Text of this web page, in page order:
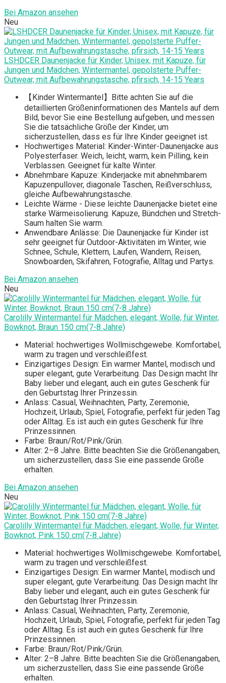
Bei Amazon ansehen
Neu
LSHDCER Daunenjacke für Kinder, Unisex, mit Kapuze, für
Jungen und Mädchen, Wintermantel, gepolsterte Puffer-
Outwear, mit Aufbewahrungstasche, pfirsich, 14-15 Years
【Kinder Wintermantel】Bitte achten Sie auf die
detaillierten Größeninformationen des Mantels auf dem
Bild, bevor Sie eine Bestellung aufgeben, und messen
Sie die tatsächliche Größe der Kinder, um
sicherzustellen, dass es für Ihre Kinder geeignet ist.
Hochwertiges Material: Kinder-Winter-Daunenjacke aus
Polyesterfaser. Weich, leicht, warm, kein Pilling, kein
Verblassen. Geeignet für kalte Winter.
Abnehmbare Kapuze: Kinderjacke mit abnehmbarem
Kapuzenpullover, diagonale Taschen, Reißverschluss,
gleiche Aufbewahrungstasche.
Leichte Wärme - Diese leichte Daunenjacke bietet eine
starke Wärmeisolierung. Kapuze, Bündchen und Stretch-
Saum halten Sie warm.
Anwendbare Anlässe: Die Daunenjacke für Kinder ist
sehr geeignet für Outdoor-Aktivitäten im Winter, wie
Schnee, Schule, Klettern, Laufen, Wandern, Reisen,
Snowboarden, Skifahren, Fotografie, Alltag und Partys.
Bei Amazon ansehen
Neu
Carolilly Wintermantel für Mädchen, elegant, Wolle, für Winter,
Bowknot, Braun 150 cm(7-8 Jahre)
Material: hochwertiges Wollmischgewebe. Komfortabel,
warm zu tragen und verschleißfest.
Einzigartiges Design: Ein warmer Mantel, modisch und
super elegant, gute Verarbeitung. Das Design macht Ihr
Baby lieber und elegant, auch ein gutes Geschenk für
den Geburtstag Ihrer Prinzessin.
Anlass: Casual, Weihnachten, Party, Zeremonie,
Hochzeit, Urlaub, Spiel, Fotografie, perfekt für jeden Tag
oder Alltag. Es ist auch ein gutes Geschenk für Ihre
Prinzessinnen.
Farbe: Braun/Rot/Pink/Grün.
Alter: 2–8 Jahre. Bitte beachten Sie die Größenangaben,
um sicherzustellen, dass Sie eine passende Größe
erhalten.
Bei Amazon ansehen
Neu
Carolilly Wintermantel für Mädchen, elegant, Wolle, für Winter,
Bowknot, Pink 150 cm(7-8 Jahre)
Material: hochwertiges Wollmischgewebe. Komfortabel,
warm zu tragen und verschleißfest.
Einzigartiges Design: Ein warmer Mantel, modisch und
super elegant, gute Verarbeitung. Das Design macht Ihr
Baby lieber und elegant, auch ein gutes Geschenk für
den Geburtstag Ihrer Prinzessin.
Anlass: Casual, Weihnachten, Party, Zeremonie,
Hochzeit, Urlaub, Spiel, Fotografie, perfekt für jeden Tag
oder Alltag. Es ist auch ein gutes Geschenk für Ihre
Prinzessinnen.
Farbe: Braun/Rot/Pink/Grün.
Alter: 2–8 Jahre. Bitte beachten Sie die Größenangaben,
um sicherzustellen, dass Sie eine passende Größe
erhalten.